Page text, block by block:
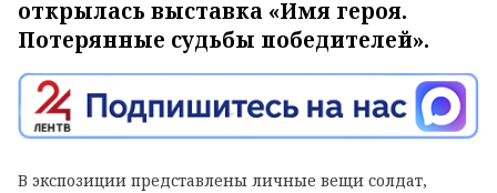
открылась выставка «Имя героя.
Потерянные судьбы победителей».
В экспозиции представлены личные вещи солдат,